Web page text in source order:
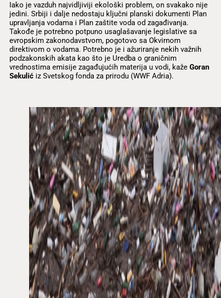
Iako je vazduh najvidljiviji ekološki problem, on svakako nije
jedini. Srbiji i dalje nedostaju ključni planski dokumenti Plan
upravljanja vodama i Plan zaštite voda od zagađivanja.
Takođe je potrebno potpuno usaglašavanje legislative sa
evropskim zakonodavstvom, pogotovo sa Okvirnom
direktivom o vodama. Potrebno je i ažuriranje nekih važnih
podzakonskih akata kao što je Uredba o graničnim
vrednostima emisije zagađujućih materija u vodi, kaže Goran
Sekulićiz Svetskog fonda za prirodu (WWF Adria).